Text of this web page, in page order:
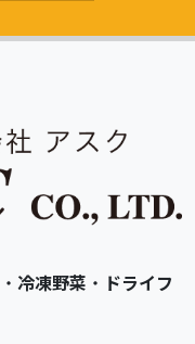
・ 冷凍野菜 ・ ドライフ